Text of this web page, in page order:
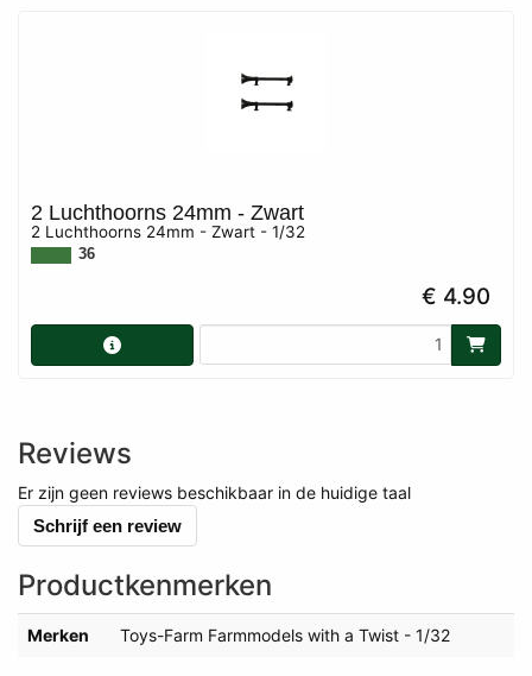
2 Luchthoorns 24mm - Zwart
2 Luchthoorns 24mm - Zwart - 1/32
36
€ 4.90
Reviews
Er zijn geen reviews beschikbaar in de huidige taal
Schrijf een review
Productkenmerken
Merken Toys-Farm Farmmodels with a Twist - 1/32